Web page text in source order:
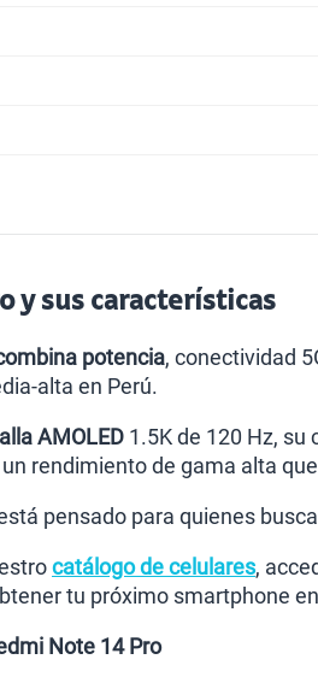
y sus características
potencia, conectividad
alta en Perú.
AMOLED 1.5K de 120 Hz,
rendimiento de gama alta
pensado para quienes
catálogo de celulares,
tu próximo smartphone en
Note 14 Pro